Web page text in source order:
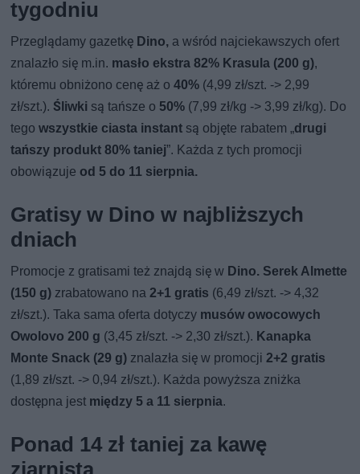
tygodniu
Przeglądamy gazetkę Dino, a wśród najciekawszych ofert
znalazło się m.in. masło ekstra 82% Krasula (200 g),
któremu obniżono cenę aż o40% (4,99 zł/szt. -> 2,99
zł/szt.). Śliwki są tańsze o 50% (7,99 zł/kg -> 3,99 zł/kg). Do
tegowszystkie ciasta instant są objęte rabatem „drugi
tańszy produkt 80% taniej”. Każda z tych promocji
obowiązuje od 5 do 11 sierpnia.
Gratisy w Dino w najbliższych
dniach
Promocje z gratisami też znajdą się w Dino. Serek Almette
(150 g) zrabatowano na2+1 gratis (6,49 zł/szt. -> 4,32
zł/szt.). Taka sama oferta dotyczy musów owocowych
Owolovo 200 g (3,45 zł/szt. -> 2,30 zł/szt.). Kanapka
Monte Snack (29 g) znalazła się w promocji2+2 gratis
(1,89 zł/szt. -> 0,94 zł/szt.). Każda powyższa zniżka
dostępna jest między 5 a 11 sierpnia.
Ponad 14 zł taniej za kawę